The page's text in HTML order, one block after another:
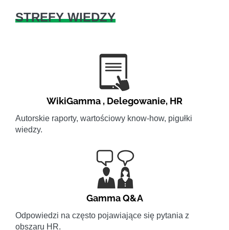
STREFY WIEDZY
WikiGamma , Delegowanie, HR
Autorskie raporty, wartościowy know-how, pigułki
wiedzy.
Gamma Q&A
Odpowiedzi na często pojawiające się pytania z
obszaru HR.